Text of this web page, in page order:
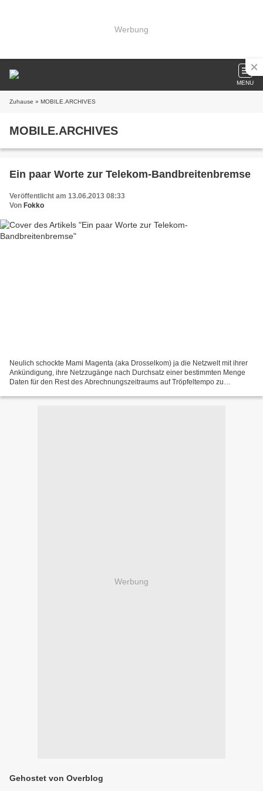
Werbung
MENU
Zuhause » MOBILE.ARCHIVES
MOBILE.ARCHIVES
Ein paar Worte zur Telekom-Bandbreitenbremse
Veröffentlicht am 13.06.2013 08:33
Von Fokko
Neulich schockte Mami Magenta (aka Drosselkom) ja die Netzwelt mit ihrer
Ankündigung, ihre Netzzugänge nach Durchsatz einer bestimmten Menge
Daten für den Rest des Abrechnungszeitraums auf Tröpfeltempo zu
Werbung
Gehostet von Overblog